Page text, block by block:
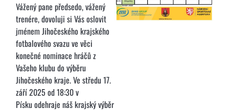
Vážený pane předsedo, vážený
trenére, dovoluji si Vás oslovit
jménem Jihočeského krajského
fotbalového svazu ve věci
konečné nominace hráčů z
Vašeho klubu do výběru
Jihočeského kraje. Ve středu 17.
září 2025 od 18:30 v
Písku odehraje náš krajský výběr